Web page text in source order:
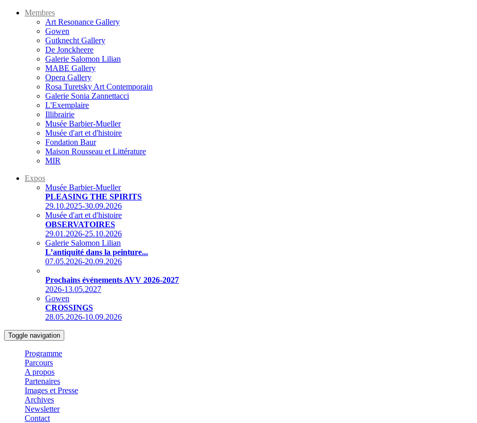
Membres
Art Resonance Gallery
Gowen
Gutknecht Gallery
De Jonckheere
Galerie Salomon Lilian
MABE Gallery
Opera Gallery
Rosa Turetsky Art Contemporain
Galerie Sonia Zannettacci
L'Exemplaire
Illibrairie
Musée Barbier-Mueller
Musée d'art et d'histoire
Fondation Baur
Maison Rousseau et Littérature
MIR
Expos
Musée Barbier-Mueller
PLEASING THE SPIRITS
29.10.2025-30.09.2026
Musée d'art et d'histoire
OBSERVATOIRES
29.01.2026-25.10.2026
Galerie Salomon Lilian
L’antiquité dans la peinture...
07.05.2026-20.09.2026
Prochains événements AVV 2026-2027
2026-13.05.2027
Gowen
CROSSINGS
28.05.2026-10.09.2026
Toggle navigation
Programme
Parcours
A propos
Partenaires
Images et Presse
Archives
Newsletter
Contact